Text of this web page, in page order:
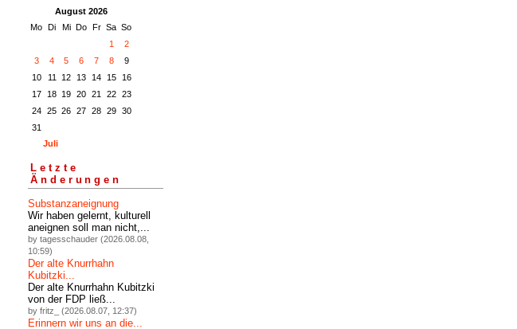
August 2026
Mo Di Mi Do Fr Sa So
1
2
3
4 5 6 7 8
9
10
11 12 13 14 15
16
17
18 19 20 21 22
23
24
25 26 27 28 29
30
31
Juli
Letzte
Änderungen
Substanzaneignung
Wir haben gelernt, kulturell
aneignen soll man nicht,...
by tagesschauder (2026.08.08,
10:59)
Der alte Knurrhahn
Kubitzki...
Der alte Knurrhahn Kubitzki
von der FDP ließ...
by fritz_ (2026.08.07, 12:37)
Erinnern wir uns an die...